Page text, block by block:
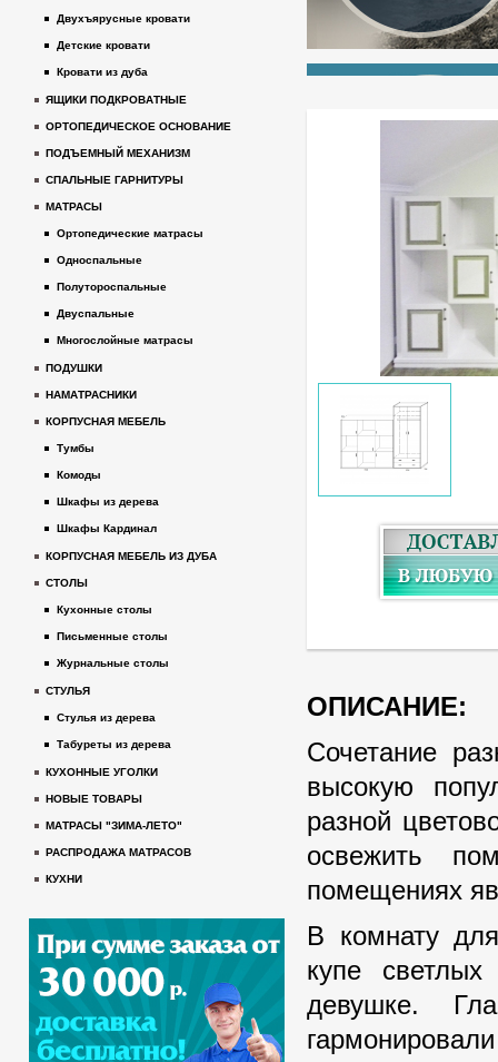
ОПИСАНИЕ:
Сочетание
высокую
разной
освежить
помещениях
В комнату
купе
девушке.
Двухъярусные кровати
Детские кровати
Кровати из дуба
ЯЩИКИ ПОДКРОВАТНЫЕ
ОРТОПЕДИЧЕСКОЕ ОСНОВАНИЕ
ПОДЪЕМНЫЙ МЕХАНИЗМ
СПАЛЬНЫЕ ГАРНИТУРЫ
МАТРАСЫ
Ортопедические матрасы
Односпальные
Полутороспальные
Двуспальные
Многослойные матрасы
ПОДУШКИ
НАМАТРАСНИКИ
КОРПУСНАЯ МЕБЕЛЬ
Тумбы
Комоды
Шкафы из дерева
Шкафы Кардинал
КОРПУСНАЯ МЕБЕЛЬ ИЗ ДУБА
СТОЛЫ
Кухонные столы
Письменные столы
Журнальные столы
СТУЛЬЯ
Стулья из дерева
Табуреты из дерева
КУХОННЫЕ УГОЛКИ
НОВЫЕ ТОВАРЫ
МАТРАСЫ "ЗИМА-ЛЕТО"
РАСПРОДАЖА МАТРАСОВ
КУХНИ